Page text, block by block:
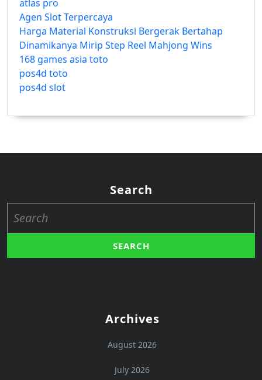
atlas pro
Agen Slot Terpercaya
Harga Material Konstruksi Bergerak Bertahap
Dinamikanya Mirip Step Reel Mahjong Wins
168 games asia toto
pos4d toto
pos4d slot
Search
for:
Archives
August 2026
July 2026